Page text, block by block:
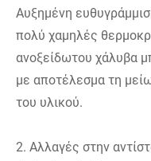
Αυξημένη
πολύ χαμηλές
ανοξείδωτου χάλυβα
με αποτέλεσμα τη
του υλικού.
2. Αλλαγές στην